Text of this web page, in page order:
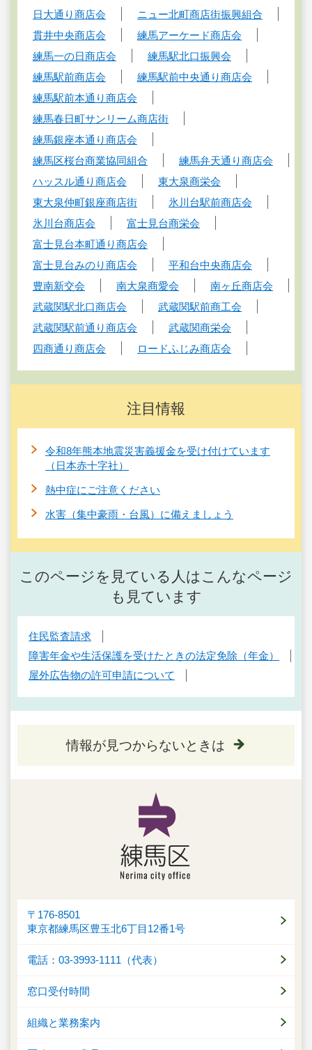
日大通り商店会
ニュー北町商店街振興組合
貫井中央商店会
練馬アーケード商店会
練馬一の日商店会
練馬駅北口振興会
練馬駅前商店会
練馬駅前中央通り商店会
練馬駅前本通り商店会
練馬春日町サンリーム商店街
練馬銀座本通り商店会
練馬区桜台商業協同組合
練馬弁天通り商店会
ハッスル通り商店会
東大泉商栄会
東大泉仲町銀座商店街
氷川台駅前商店会
氷川台商店会
富士見台商栄会
富士見台本町通り商店会
富士見台みのり商店会
平和台中央商店会
豊南新交会
南大泉商愛会
南ヶ丘商店会
武蔵関駅北口商店会
武蔵関駅前商工会
武蔵関駅前通り商店会
武蔵関商栄会
四商通り商店会
ロードふじみ商店会
注目情報
令和8年熊本地震災害義援金を受け付けています
（日本赤十字社）
熱中症にご注意ください
水害（集中豪雨・台風）に備えましょう
このページを見ている人はこんなページ
も見ています
住民監査請求
障害年金や生活保護を受けたときの法定免除（年金）
屋外広告物の許可申請について
情報が見つからないときは
〒176-8501
東京都練馬区豊玉北6丁目12番1号
電話：03-3993-1111（代表）
窓口受付時間
組織と業務案内